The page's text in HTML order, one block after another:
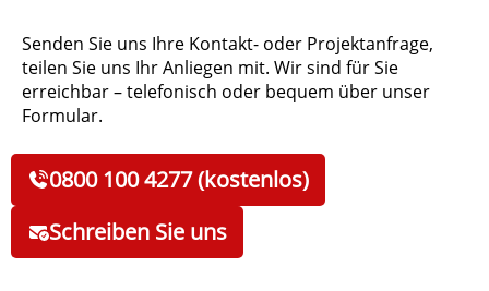
Senden Sie uns Ihre Kontakt- oder Projektanfrage,
teilen Sie uns Ihr Anliegen mit. Wir sind für Sie
erreichbar – telefonisch oder bequem über unser
Formular.
0800 100 4277 (kostenlos)
Schreiben Sie uns